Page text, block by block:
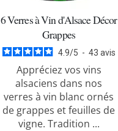
6 Verres à Vin d'Alsace Décor
Grappes
4.9/5 - 43 avis
Appréciez vos vins
alsaciens dans nos
verres à vin blanc ornés
de grappes et feuilles de
vigne. Tradition ...